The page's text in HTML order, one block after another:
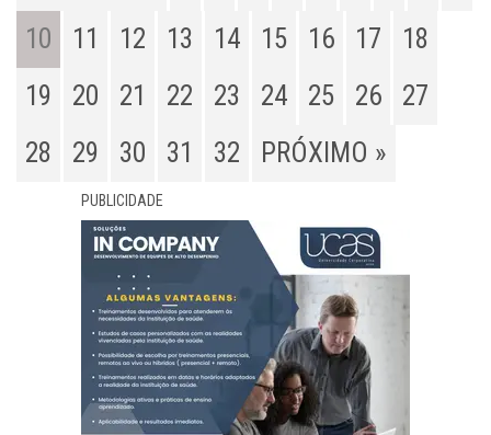
10
11 12 13 14 15 16 17
18
19
20 21 22 23 24 25 26
27
28
29 30 31 32 PRÓXIMO »
PUBLICIDADE